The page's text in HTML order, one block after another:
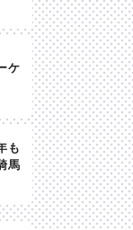
ケ
も
馬